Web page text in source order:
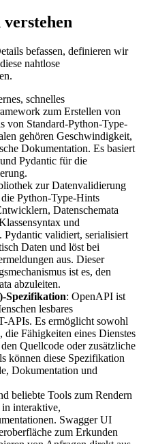
befassen, definieren wir
nahtlose
schnelles
zum Erstellen von
von Standard-Python-Type-
gehören Geschwindigkeit,
Dokumentation. Es basiert
Pydantic für die
zur Datenvalidierung
Python-Type-Hints
Datenschemata
und
Pydantic validiert, serialisiert
Daten und löst bei
aus. Dieser
ist es, den
abzuleiten.
Spezifikation: OpenAPI ist
lesbares
APIs. Es ermöglicht sowohl
die Fähigkeiten eines Dienstes
Quellcode oder zusätzliche
können diese Spezifikation
Dokumentation und
beliebte Tools zum Rendern
interaktive,
Swagger UI
zum Erkunden